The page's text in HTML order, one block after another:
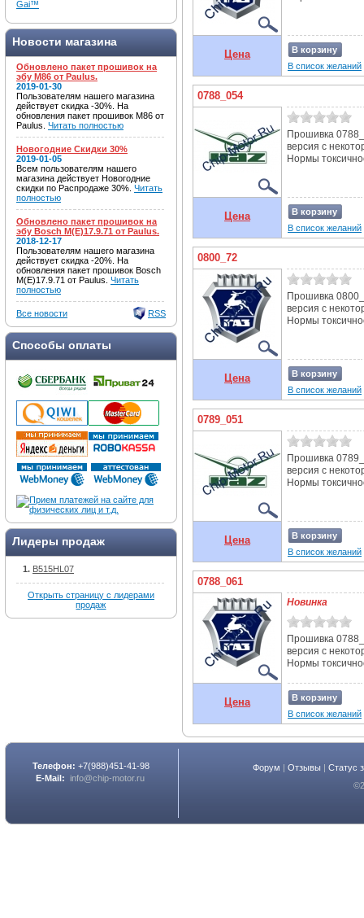
Gai™
Новости магазина
Обновлено пакет прошивок на
эбу M86 от Paulus.
2019-01-30
Пользователям нашего магазина
действует скидка -30%. На
обновления пакет прошивок M86 от
Paulus. Читать полностью
Новогодние Скидки 30%
2019-01-05
Всем пользователям нашего
магазина действует Новогодние
скидки по Распродаже 30%. Читать
полностью
Обновлено пакет прошивок на
эбу Bosch M(E)17.9.71 от Paulus.
2018-12-17
Пользователям нашего магазина
действует скидка -20%. На
обновления пакет прошивок Bosch
M(E)17.9.71 от Paulus. Читать
полностью
Все новости RSS
Способы оплаты
Лидеры продаж
B515HL07
Открыть страницу с лидерами
продаж
Цена
В корзину
В список желаний
0788_054
Прошивка
версия с
Нормы
Цена
В корзину
В список желаний
0800_72
Прошивка
версия с
Нормы
Цена
В корзину
В список желаний
0789_051
Прошивка
версия с
Нормы
Цена
В корзину
В список желаний
0788_061
Новинка
Прошивка
версия с
Нормы
Цена
В корзину
В список желаний
Телефон: +7(988)451-41-98
E-Mail: info@chip-motor.ru
Форум |Отзывы |Статус